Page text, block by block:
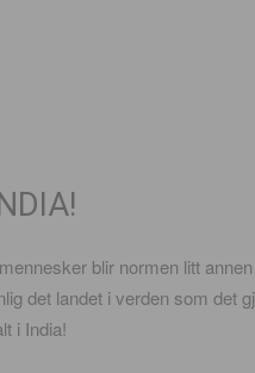
blir normen litt
det landet i verden som det
i India!